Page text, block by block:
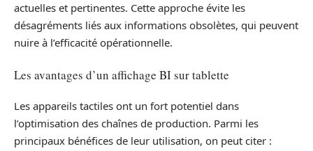
actuelles et pertinentes. Cette approche évite les
désagréments liés aux informations obsolètes, qui peuvent
nuire à l’efficacité opérationnelle.
Les avantages d’un affichage BI sur tablette
Les appareils tactiles ont un fort potentiel dans
l’optimisation des chaînes de production. Parmi les
principaux bénéfices de leur utilisation, on peut citer :